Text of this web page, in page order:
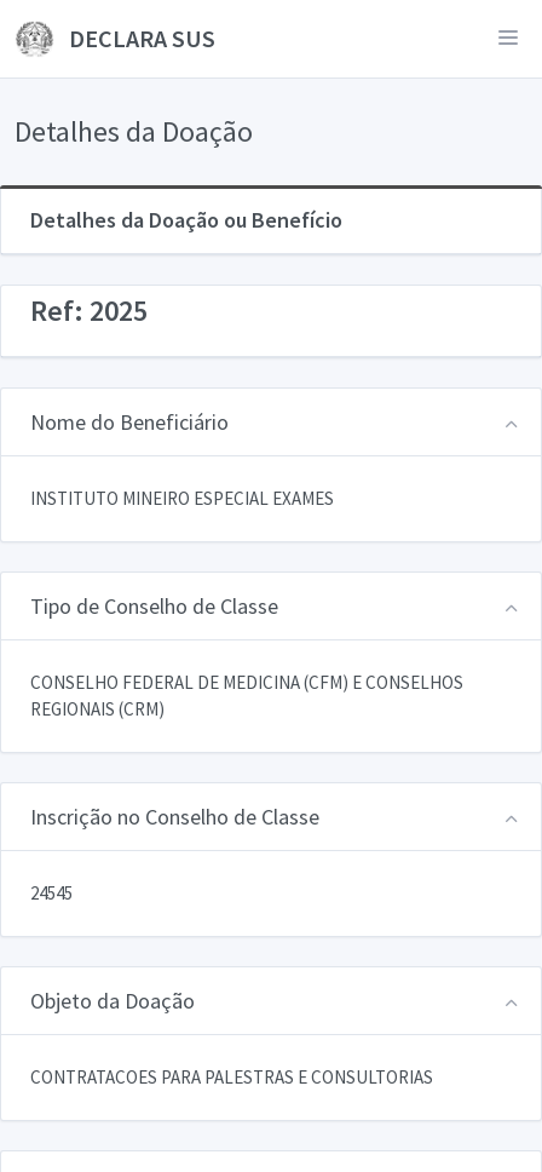
DECLARA SUS
Detalhes da Doação
Detalhes da Doação ou Benefício
Ref: 2025
Nome do Beneficiário
INSTITUTO MINEIRO ESPECIAL EXAMES
Tipo de Conselho de Classe
CONSELHO FEDERAL DE MEDICINA (CFM) E CONSELHOS
REGIONAIS (CRM)
Inscrição no Conselho de Classe
24545
Objeto da Doação
CONTRATACOES PARA PALESTRAS E CONSULTORIAS